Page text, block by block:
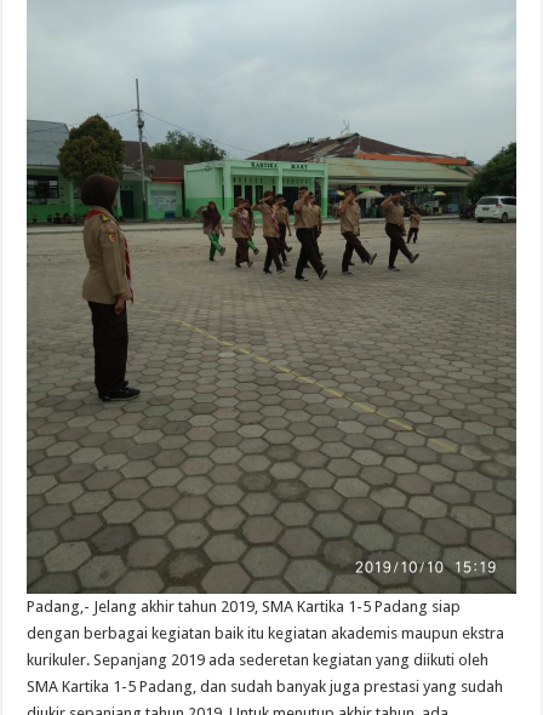
Padang,- Jelang akhir tahun 2019, SMA Kartika 1-5 Padang siap
dengan berbagai kegiatan baik itu kegiatan akademis maupun ekstra
kurikuler. Sepanjang 2019 ada sederetan kegiatan yang diikuti oleh
SMA Kartika 1-5 Padang, dan sudah banyak juga prestasi yang sudah